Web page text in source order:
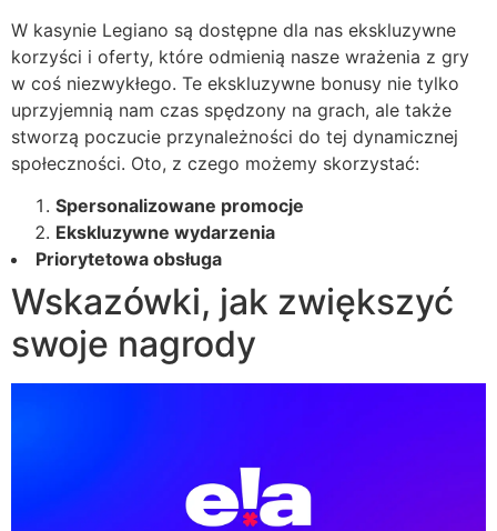
W kasynie Legiano są dostępne dla nas ekskluzywne
korzyści i oferty, które odmienią nasze wrażenia z gry
w coś niezwykłego. Te ekskluzywne bonusy nie tylko
uprzyjemnią nam czas spędzony na grach, ale także
stworzą poczucie przynależności do tej dynamicznej
społeczności. Oto, z czego możemy skorzystać:
Spersonalizowane promocje
Ekskluzywne wydarzenia
Priorytetowa obsługa
Wskazówki, jak zwiększyć
swoje nagrody